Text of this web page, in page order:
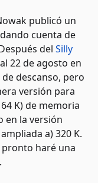
publicó un
dando cuenta de
delSilly
22 de agosto en
descanso, pero
versión para
K) de memoria
en la versión
a) 320 K.
pronto haré una